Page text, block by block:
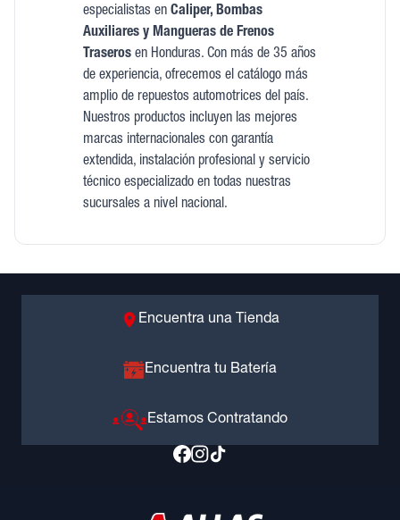
especialistas en Caliper, Bombas
Auxiliares y Mangueras de Frenos
Traserosen Honduras. Con más de 35 años
de experiencia, ofrecemos el catálogo más
amplio de repuestos automotrices del país.
Nuestros productos incluyen las mejores
marcas internacionales con garantía
extendida, instalación profesional y servicio
técnico especializado en todas nuestras
sucursales a nivel nacional.
Encuentra una Tienda
Encuentra tu Batería
Estamos Contratando